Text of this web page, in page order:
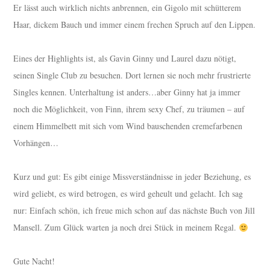
Er lässt auch wirklich nichts anbrennen, ein Gigolo mit schütterem
Haar, dickem Bauch und immer einem frechen Spruch auf den Lippen.
Eines der Highlights ist, als Gavin Ginny und Laurel dazu nötigt,
seinen Single Club zu besuchen. Dort lernen sie noch mehr frustrierte
Singles kennen. Unterhaltung ist anders…aber Ginny hat ja immer
noch die Möglichkeit, von Finn, ihrem sexy Chef, zu träumen – auf
einem Himmelbett mit sich vom Wind bauschenden cremefarbenen
Vorhängen…
Kurz und gut: Es gibt einige Missverständnisse in jeder Beziehung, es
wird geliebt, es wird betrogen, es wird geheult und gelacht. Ich sag
nur: Einfach schön, ich freue mich schon auf das nächste Buch von Jill
Mansell. Zum Glück warten ja noch drei Stück in meinem Regal.
Gute Nacht!